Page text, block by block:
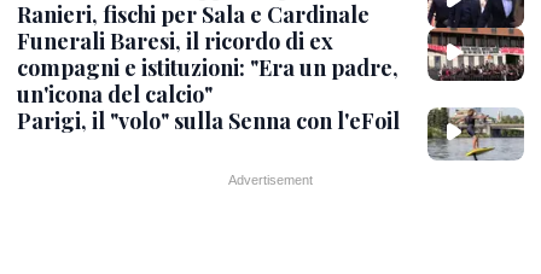
Ranieri, fischi per Sala e Cardinale
Funerali Baresi, il ricordo di ex
compagni e istituzioni: "Era un padre,
un'icona del calcio"
Parigi, il "volo" sulla Senna con l'eFoil